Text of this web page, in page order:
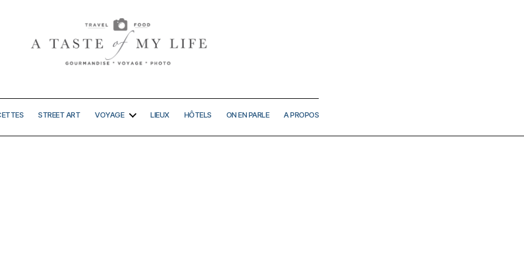
of
mySTREET ART VOYAGE LIEUX HÔTELS ON EN PARLE A PROPOS